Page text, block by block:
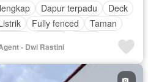
Dapur terpadu
Deck
Fully fenced
Taman
lengkap
- Dwi Rastini